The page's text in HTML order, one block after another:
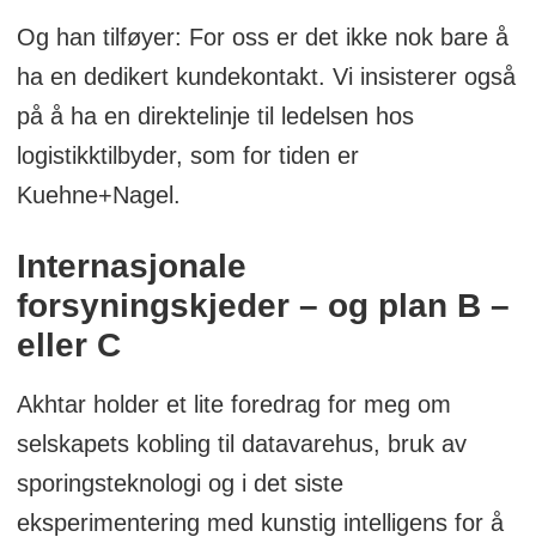
Og han tilføyer: For oss er det ikke nok bare å
ha en dedikert kundekontakt. Vi insisterer også
på å ha en direktelinje til ledelsen hos
logistikktilbyder, som for tiden er
Kuehne+Nagel.
Internasjonale
forsyningskjeder – og plan B –
eller C
Akhtar holder et lite foredrag for meg om
selskapets kobling til datavarehus, bruk av
sporingsteknologi og i det siste
eksperimentering med kunstig intelligens for å